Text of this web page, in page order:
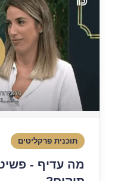
תוכנית פרקליטים
מה עדיף -